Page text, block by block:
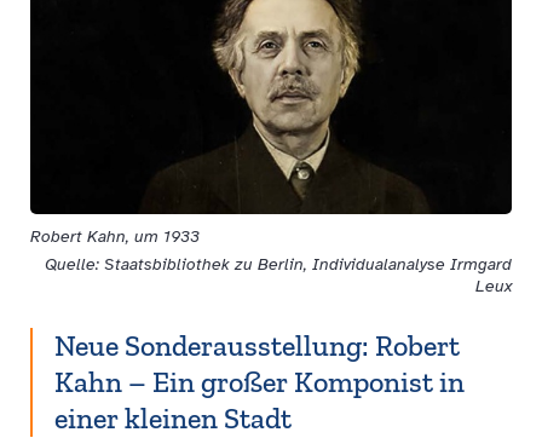
Quelle: Staatsbibliothek zu Berlin, Individualanalyse Irmgard
Leux
Robert Kahn, um 1933
Neue Sonderausstellung: Robert
Kahn – Ein großer Komponist in
einer kleinen Stadt